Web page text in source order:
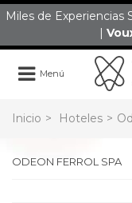
Miles de Experiencias
|
Menú
Inicio > Hoteles >
ODEON FERROL SPA